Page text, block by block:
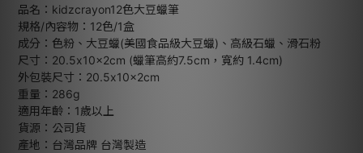
品名：kidzcrayon12色大豆蠟筆
規格/內容物：12色/1盒
成分：色粉、大豆蠟(美國食品級大豆蠟)、高級石蠟、滑石粉
尺寸：20.5x10x2cm (蠟筆高約7.5cm，寬約 1.4cm)
外包裝尺寸：20.5x10x2cm
重量：286g
適用年齡：1歲以上
貨源：公司貨
產地：台灣品牌 台灣製造